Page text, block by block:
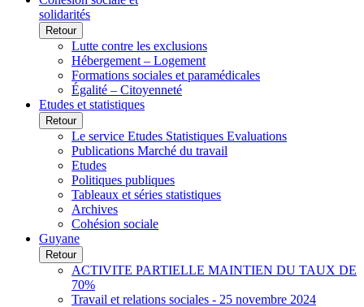
solidarités
Retour
Lutte contre les exclusions
Hébergement – Logement
Formations sociales et paramédicales
Égalité – Citoyenneté
Etudes et statistiques
Retour
Le service Etudes Statistiques Evaluations
Publications Marché du travail
Etudes
Politiques publiques
Tableaux et séries statistiques
Archives
Cohésion sociale
Guyane
Retour
ACTIVITE PARTIELLE MAINTIEN DU TAUX DE
70%
Travail et relations sociales - 25 novembre 2024